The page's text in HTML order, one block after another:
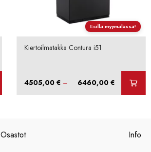
Esillä myymälässä!
Kiertoilmatakka Contura i51
4505,00 € – 6460,00 €Hintaluokka:
Osastot Info